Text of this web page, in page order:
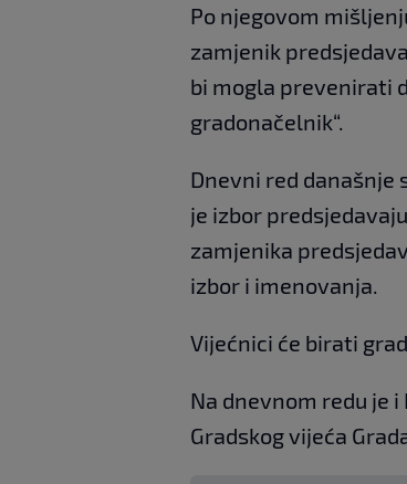
Po njegovom
zamjenik
bi mogla prevenirati
gradonačelnik“.
Dnevni red današnje
je izbor
zamjenika
izbor i imenovanja.
Vijećnici će birati
Na dnevnom redu je
Gradskog vijeća